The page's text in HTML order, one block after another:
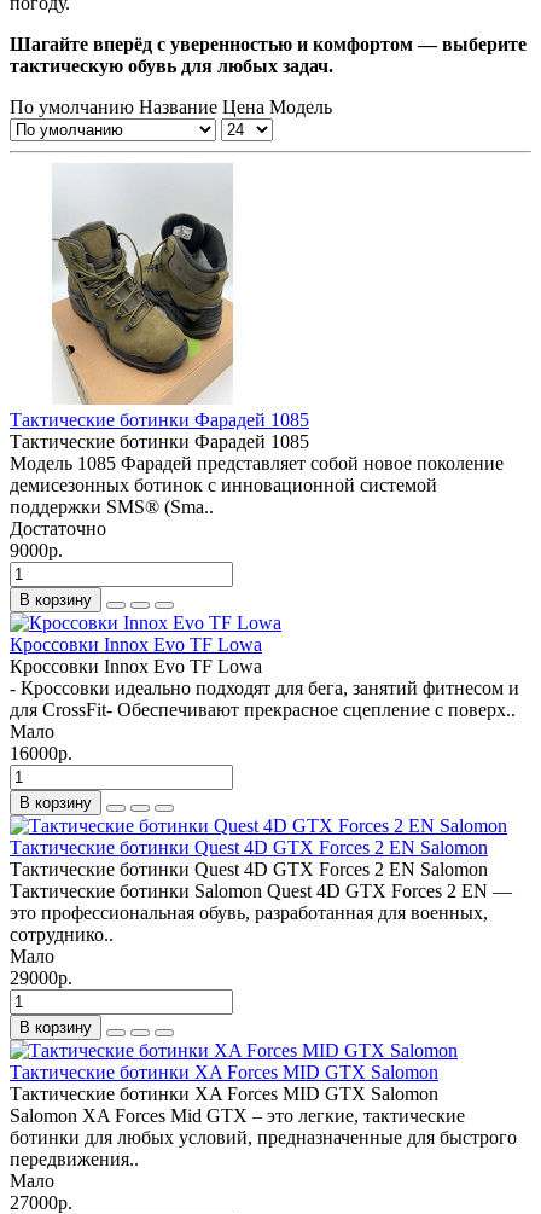
Шагайте вперёд с уверенностью и комфортом — выберите
тактическую обувь для любых задач.
По умолчанию Название Цена Модель
Тактические ботинки Фарадей 1085
Тактические ботинки Фарадей 1085
Модель 1085 Фарадей представляет собой новое поколение
демисезонных ботинок с инновационной системой
поддержки SMS® (Sma..
Достаточно
9000р.
В корзину
Кроссовки Innox Evo TF Lowa
Кроссовки Innox Evo TF Lowa
- Кроссовки идеально подходят для бега, занятий фитнесом и
для CrossFit- Обеспечивают прекрасное сцепление с поверх..
Мало
16000р.
В корзину
Тактические ботинки Quest 4D GTX Forces 2 EN Salomon
Тактические ботинки Quest 4D GTX Forces 2 EN Salomon
Тактические ботинки Salomon Quest 4D GTX Forces 2 EN —
это профессиональная обувь, разработанная для военных,
сотруднико..
Мало
29000р.
В корзину
Тактические ботинки XA Forces MID GTX Salomon
Тактические ботинки XA Forces MID GTX Salomon
Salomon XA Forces Mid GTX – это легкие, тактические
ботинки для любых условий, предназначенные для быстрого
передвижения..
Мало
27000р.